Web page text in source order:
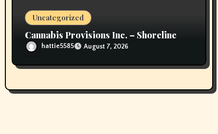
Uncategorized
Cannabis Provisions Inc. – Shoreline
hattie5585 August 7, 2026